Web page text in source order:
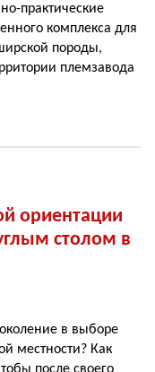
практические
комплекса для
породы,
племзавода
ориентации
столом в
в выборе
местности? Как
после своего